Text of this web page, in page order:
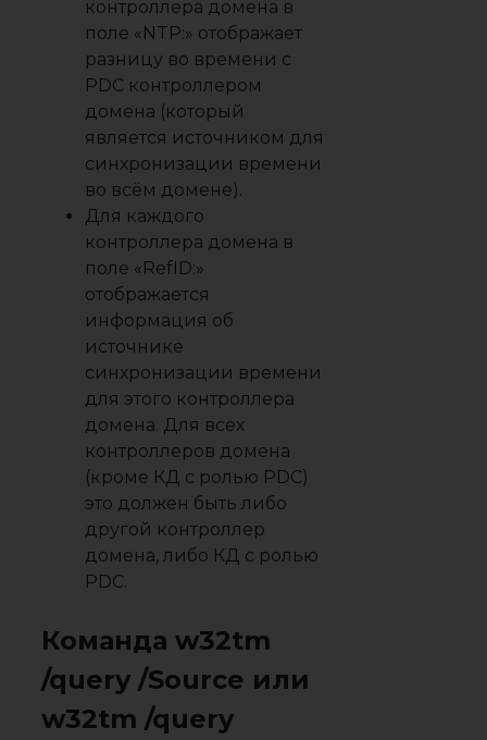
контроллера домена в
поле «NTP:» отображает
разницу во времени с
PDC контроллером
домена (который
является источником для
синхронизации времени
во всём домене).
Для каждого
контроллера домена в
поле «RefID:»
отображается
информация об
источнике
синхронизации времени
для этого контроллера
домена. Для всех
контроллеров домена
(кроме КД с ролью PDC)
это должен быть либо
другой контроллер
домена, либо КД с ролью
PDC.
Команда w32tm
/query /Source или
w32tm /query